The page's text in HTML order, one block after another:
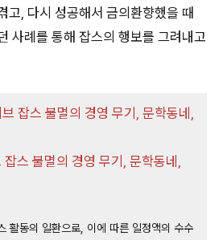
고, 다시 성공해서 금의환향했을 때
사례를 통해 잡스의 행보를 그려내고
스 불멸의 경영 무기, 문학동네,
활동의 일환으로, 이에 따른 일정액의 수수